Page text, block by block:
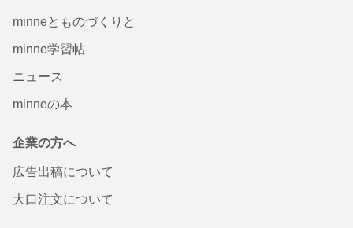
minneとものづくりと
minne学習帖
ニュース
minneの本
企業の方へ
広告出稿について
大口注文について